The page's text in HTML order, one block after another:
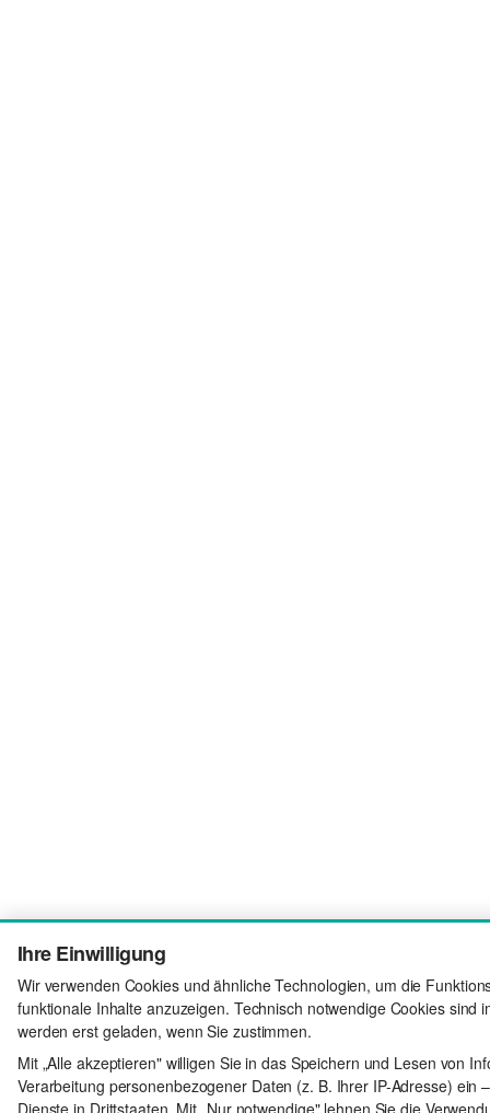
Ihre Einwilligung
Wir verwenden Cookies und ähnliche Technologien, um die
funktionale Inhalte anzuzeigen. Technisch notwendige Cookies sind
werden erst geladen, wenn Sie zustimmen.
Mit „Alle akzeptieren" willigen Sie in das Speichern und Lesen von
Verarbeitung personenbezogener Daten (z. B. Ihrer IP-Adresse) ein
Dienste in Drittstaaten. Mit „Nur notwendige" lehnen Sie die